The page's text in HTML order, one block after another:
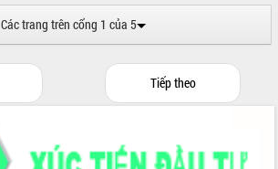
Các trang trên cổng 1 của 5
Tiếp theo